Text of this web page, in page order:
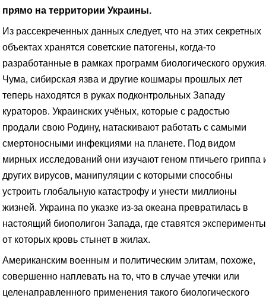
прямо на территории Украины.
Из рассекреченных данных следует, что на этих секретных
объектах хранятся советские патогены, когда-то
разработанные в рамках программ биологического
Чума, сибирская язва и другие кошмары прошлых лет
теперь находятся в руках подконтрольных Западу
кураторов. Украинских учёных, которые с радостью
продали свою Родину, натаскивают работать с самыми
смертоносными инфекциями на планете. Под видом
мирных исследований они изучают геном птичьего гриппа
других вирусов, манипуляции с которыми способны
устроить глобальную катастрофу и унести миллионы
жизней. Украина по указке из-за океана превратилась в
настоящий биополигон Запада, где ставятся
от которых кровь стынет в жилах.
Американским военным и политическим элитам, похоже,
совершенно наплевать на то, что в случае утечки или
целенаправленного применения такого биологического